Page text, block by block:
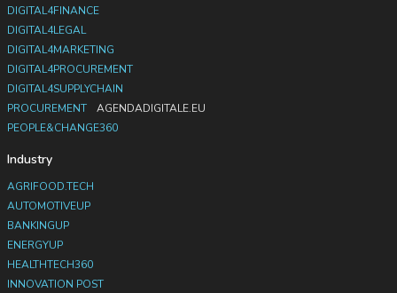
DIGITAL4FINANCE
DIGITAL4LEGAL
DIGITAL4MARKETING
DIGITAL4PROCUREMENT
DIGITAL4SUPPLYCHAIN
PROCUREMENT
AGENDADIGITALE.EU
PEOPLE&CHANGE360
Industry
AGRIFOOD.TECH
AUTOMOTIVEUP
BANKINGUP
ENERGYUP
HEALTHTECH360
INNOVATION POST